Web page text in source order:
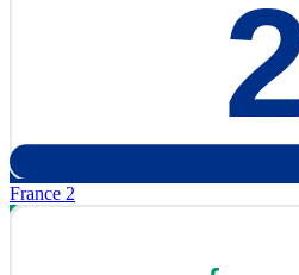
France 2